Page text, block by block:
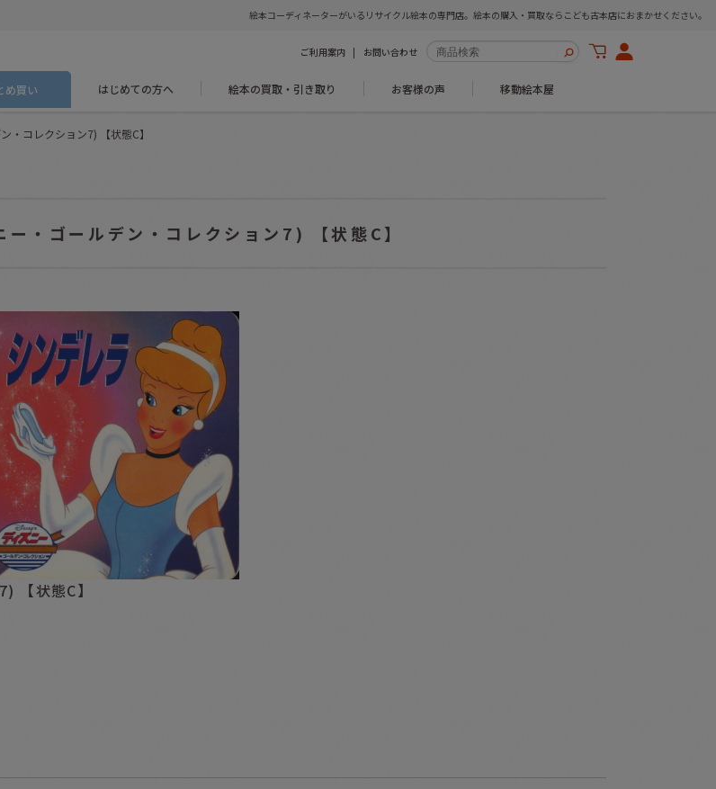
絵本コーディネーターがいるリサイクル絵本の専門店。絵本の購入・買取ならこども古本店におまかせください。
ご利用案内 お問い合わせ
め買い はじめての方へ 絵本の買取・引き取り お客様の声 移動絵本屋
・コレクション7) 【状態C】
・ゴールデン・コレクション7) 【状態C】
【状態C】